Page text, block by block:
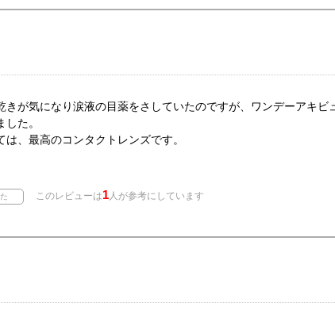
きが気になり涙液の目薬をさしていたのですが、ワンデーアキビ
た。
、最高のコンタクトレンズです。
このレビューは1人が参考にしています